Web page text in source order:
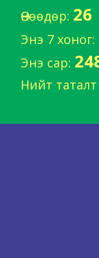
Өнөөдөр: 26
Энэ 7 хоног:
Энэ сар:
Нийт таталт